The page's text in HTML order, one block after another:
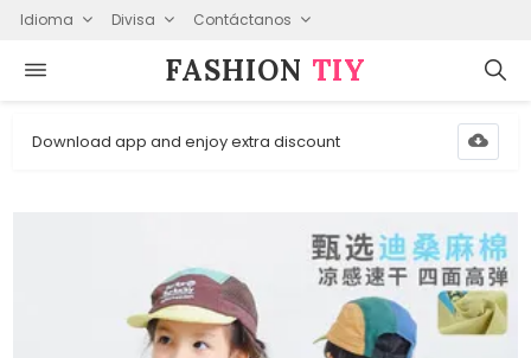
Idioma Divisa Contáctanos
FASHION⁠ TIY
Download app and enjoy extra discount